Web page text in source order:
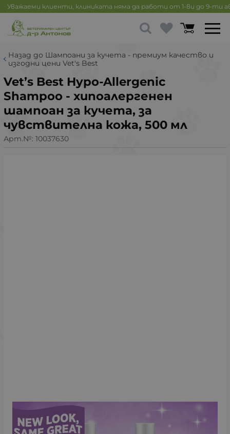
Уважаеми клиенти, клиниката няма да работи от 1-ви до 9-ти
Назад до Шампоани за кучета - премиум качество и
изгодни цени Vet's Best
Vet’s Best Hypo-Allergenic
Shampoo - хипоалергенен
шампоан за кучета, за
чувствителна кожа, 500 мл
Арт.№: 10037630